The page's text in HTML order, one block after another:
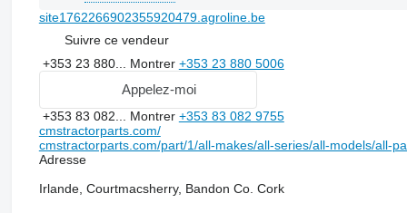
site1762266902355920479.agroline.be
Suivre ce vendeur
+353 23 880... Montrer +353 23 880 5006
Appelez-moi
+353 83 082... Montrer +353 83 082 9755
cmstractorparts.com/
cmstractorparts.com/part/1/all-makes/all-series/all-models/all-
Adresse
Irlande, Courtmacsherry, Bandon Co. Cork